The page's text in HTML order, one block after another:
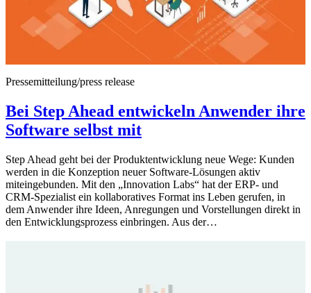
Pressemitteilung/press release
Bei Step Ahead entwickeln Anwender ihre
Software selbst mit
Step Ahead geht bei der Produktentwicklung neue Wege: Kunden
werden in die Konzeption neuer Software-Lösungen aktiv
miteingebunden. Mit den „Innovation Labs“ hat der ERP- und
CRM-Spezialist ein kollaboratives Format ins Leben gerufen, in
dem Anwender ihre Ideen, Anregungen und Vorstellungen direkt in
den Entwicklungsprozess einbringen. Aus der…